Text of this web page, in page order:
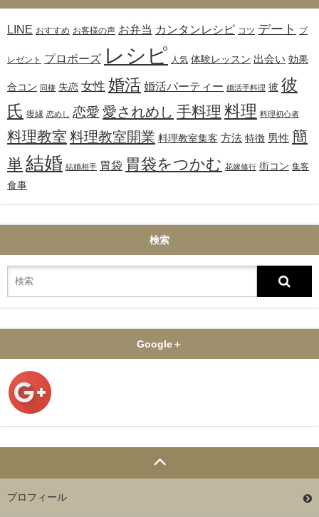
LINE おすすめ お客様の声 お弁当 カンタンレシピ コツ デート プ
レゼント プロポーズ レシピ 人気 体験レッスン 出会い 効果
合コン 同棲 失恋 女性 婚活 婚活パーティー 婚活手料理 彼 彼
氏 復縁 恋めし 恋愛 愛されめし 手料理 料理 料理初心者
料理教室 料理教室開業 料理教室集客 方法 特徴 男性 簡
単 結婚 結婚相手 胃袋 胃袋をつかむ 花嫁修行 街コン 集客
食事
検索
Google＋
プロフィール